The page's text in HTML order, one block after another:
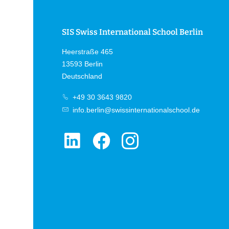
SIS Swiss International School Berlin
Heerstraße 465
13593 Berlin
Deutschland
+49 30 3643 9820
info.berlin@swissinternationalschool.de